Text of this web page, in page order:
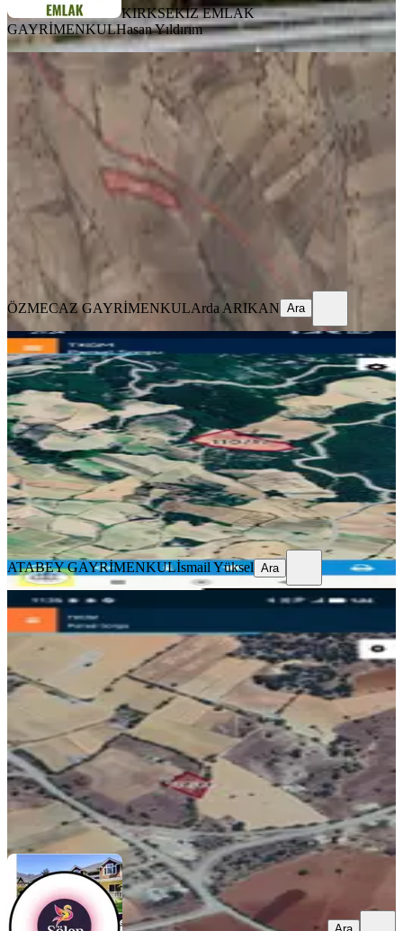
KIRKSEKİZ EMLAK
GAYRİMENKULHasan Yıldırım
%
Kale Adamharmanın'da Yola Yakın
6853m2 Tek Tapu Fırsat Tarla
Kale, Adamharmanı Mahallesi
6853 m²· · 10.03.2026
1.075.000 ₺
Arda ARIKAN
ÖZMECAZ GAYRİMENKULArda ARIKAN Ara
Denizli Kale Alanyurt Satılık Zeytinlik
Kale, Alanyurt Mahallesi
12783 m²·274/m² · 07.08.2026
3.500.000 ₺
ATABEY GAYRİMENKULİsmail Yüksel
Ara
ATABEY GAYRİMENKULİsmail Yüksel Ara
22
Kale, Yeniköy Mahallesi
150 m²·467/m² 16.05.2026
70.000 ₺ 90.000 ₺
Kütahya Şölen EmlakMehmet Şahin